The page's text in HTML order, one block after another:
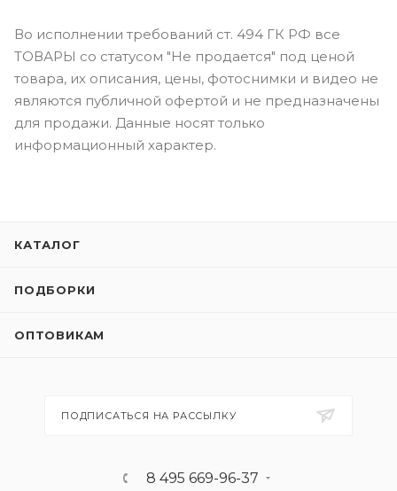
Во исполнении требований ст. 494 ГК РФ все
ТОВАРЫ со статусом "Не продается" под ценой
товара, их описания, цены, фотоснимки и видео не
являются публичной офертой и не предназначены
для продажи. Данные носят только
информационный характер.
КАТАЛОГ
ПОДБОРКИ
ОПТОВИКАМ
ПОДПИСАТЬСЯ НА РАССЫЛКУ
8 495 669-96-37